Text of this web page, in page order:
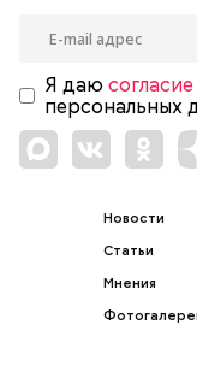
Я даю согласие
персональных
Новости
Статьи
Мнения